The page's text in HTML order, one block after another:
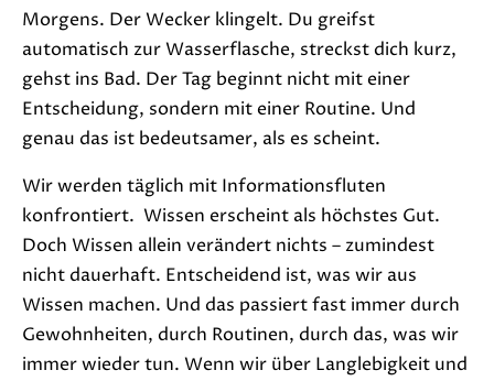
Morgens. Der Wecker klingelt. Du greifst
automatisch zur Wasserflasche, streckst dich kurz,
gehst ins Bad. Der Tag beginnt nicht mit einer
Entscheidung, sondern mit einer Routine. Und
genau das ist bedeutsamer, als es scheint.
Wir werden täglich mit Informationsfluten
konfrontiert. Wissen erscheint als höchstes Gut.
Doch Wissen allein verändert nichts – zumindest
nicht dauerhaft. Entscheidend ist, was wir aus
Wissen machen. Und das passiert fast immer durch
Gewohnheiten, durch Routinen, durch das, was wir
immer wieder tun. Wenn wir über Langlebigkeit und